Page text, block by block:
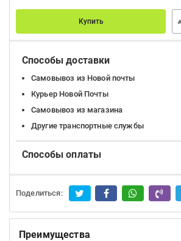
Купить
Способы доставки
Самовывоз из Новой почты
Курьер Новой Почты
Самовывоз из магазина
Другие транспортные службы
Способы оплаты
Поделиться:
Преимущества